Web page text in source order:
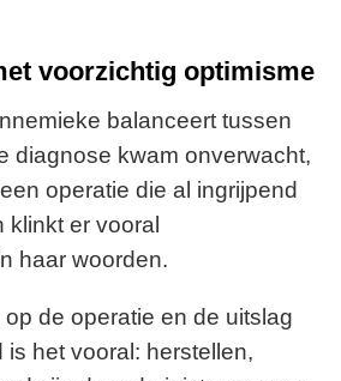
voorzichtig optimisme
balanceert tussen
diagnose kwam onverwacht,
operatie die al ingrijpend
klinkt er vooral
haar woorden.
de operatie en de uitslag
is het vooral: herstellen,